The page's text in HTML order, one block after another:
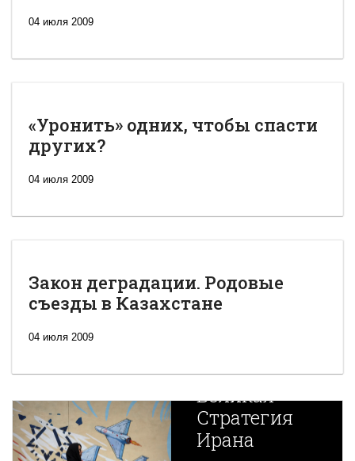
04 июля 2009
«Уронить» одних, чтобы спасти
других?
04 июля 2009
Закон деградации. Родовые
съезды в Казахстане
04 июля 2009
Новая
Великая
Стратегия
Ирана